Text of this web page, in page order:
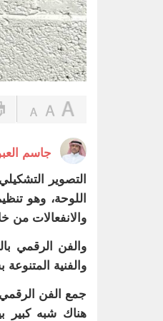
جاسم
التصوير
اللوحة، وهو
والانفعالات من
والفن الرقمي
والفنية
جمع الفن الرقمي
هناك شبه كبير